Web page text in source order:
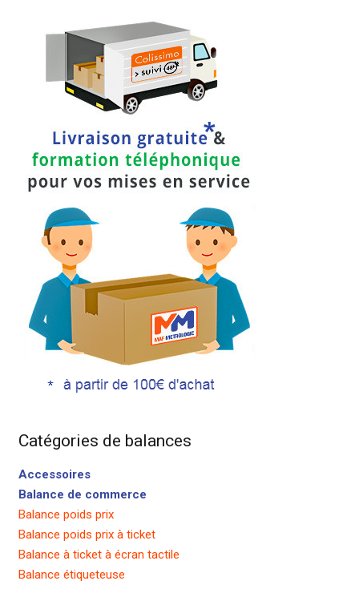
Catégories de balances
Accessoires
Balance de commerce
Balance poids prix
Balance poids prix à ticket
Balance à ticket à écran tactile
Balance étiqueteuse